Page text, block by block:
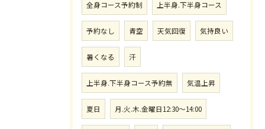
全身コース予約制 上半身.下半身コース
予約なし 青空 天気回復 気持良い
暑くなる 汗
上半身.下半身コース予約無 気温上昇
夏日 月.火.木.金曜日12:30〜14:00